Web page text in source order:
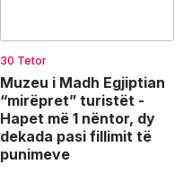
30 Tetor
Muzeu i Madh Egjiptian
“mirëpret” turistët -
Hapet më 1 nëntor, dy
dekada pasi fillimit të
punimeve